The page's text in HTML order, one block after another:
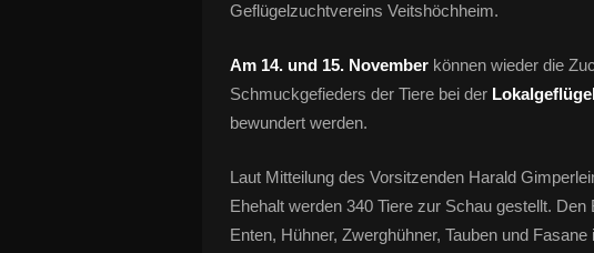
Geflügelzuchtvereins Veitshöchheim.
Am 14. und 15. November können wieder die
Schmuckgefieders der Tiere bei der
bewundert werden.
Laut Mitteilung des Vorsitzenden Harald
Ehehalt werden 340 Tiere zur Schau gestellt.
Enten, Hühner, Zwerghühner, Tauben und